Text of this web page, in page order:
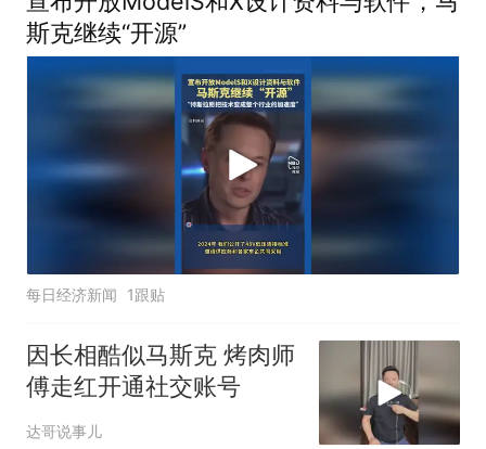
斯克继续“开源”
每日经济新闻 1跟贴
因长相酷似马斯克 烤肉师
傅走红开通社交账号
达哥说事儿